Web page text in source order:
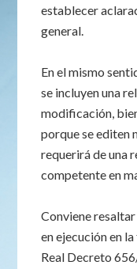
establecer
general.
En el mismo
se incluyen una
modificación,
porque se editen
requerirá de una
competente en
Conviene
en ejecución en
Real Decreto